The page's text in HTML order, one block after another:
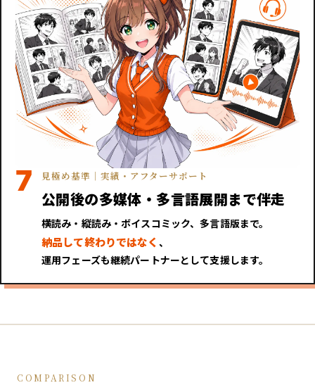
7 見極め基準｜実績・アフターサポート
公開後の多媒体・多言語展開まで伴走
横読み・縦読み・ボイスコミック、多言語版まで。
納品して終わりではなく 、
運用フェーズも継続パートナーとして支援します。
COMPARISON